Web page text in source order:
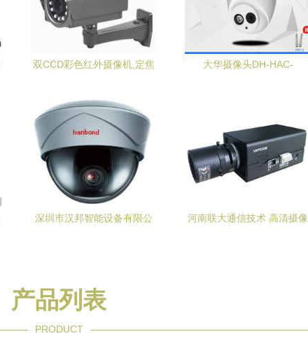
双CCD彩色红外摄像机,定焦
道路监控摄像机_CO土木在
线(原网易土木在线)
大华摄像头DH-HAC-
深圳市汉邦智能设备有限公
河南联大通信技术 高清摄像
产品列表
PRODUCT